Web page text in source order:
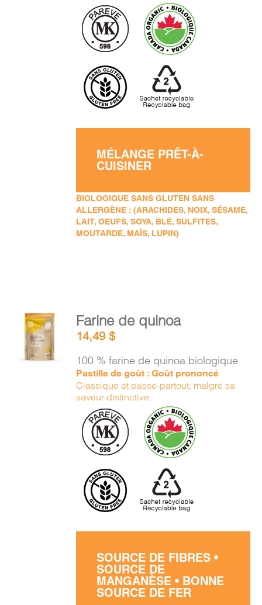
MÉLANGE PRÊT-À-
CUISINER
BIOLOGIQUE SANS GLUTEN SANS
ALLERGÈNE : (ARACHIDES, NOIX, SÉSAME,
LAIT, OEUFS, SOYA, BLÉ, SULFITES,
MOUTARDE, MAÏS, LUPIN)
AJOUTER
AU
PANIER
DÉTAILS
Farine de quinoa
14,49$
100 % farine de quinoa biologique
Pastille de goût : Goût prononcé
Classique et passe-partout, malgré sa
saveur distinctive.
SOURCE DE FIBRES •
SOURCE DE
MANGANÈSE • BONNE
SOURCE DE FER